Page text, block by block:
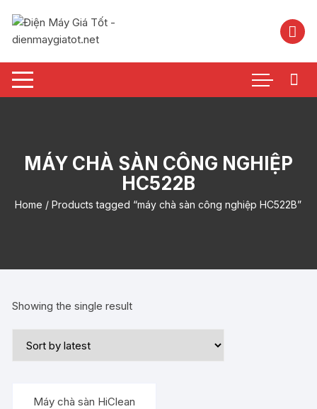
nội
MÁY CHÀ SÀN CÔNG NGHIỆP
HC522B
Home / Products tagged “máy chà sàn công nghiệp HC522B”
Showing the single result
Máy chà sàn HiClean